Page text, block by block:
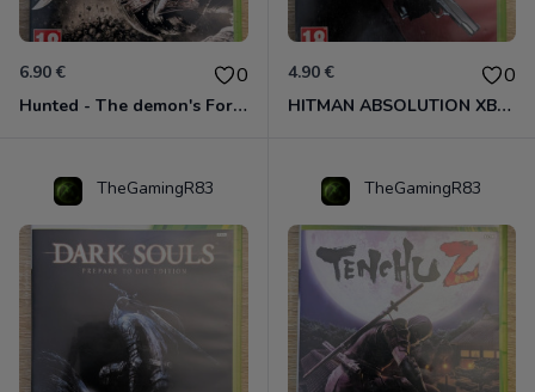
6.90 € 0
Hunted - The demon's Forge Xbox 360 (Complet CIB)
4.90 € 0
HITMAN ABSOLUTION XBOX 360
TheGamingR83 TheGamingR83